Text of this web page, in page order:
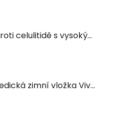
Stahující legíny proti celulitidě s vysokým pasem – modelující efekt FC 609Y/černa
Pedag 198. Ortopedická zimní vložka Viva Winter | S jehněčí vlnou.